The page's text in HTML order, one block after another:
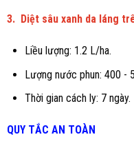
3. Diệt sâu xanh da láng
Liều lượng: 1.2 L/ha.
Lượng nước phun: 400 -
Thời gian cách ly: 7 ngày.
QUY TẮC AN TOÀN